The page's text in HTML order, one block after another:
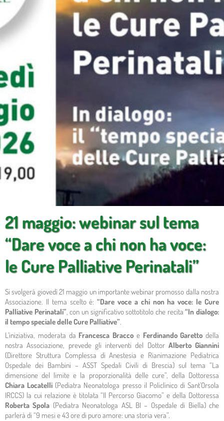
21 maggio: webinar sul tema
“Dare voce a chi non ha voce:
le Cure Palliative Perinatali”
Si svolgerà giovedì 21 maggio un importante webinar promosso dalla nostra
Associazione. Il tema scelto è:“Dare voce a chi non ha voce: le Cure
Palliative Perinatali” , con un significativo sottotitolo che recita“In dialogo:
il tempo speciale delle Cure Palliative”
L’iniziativa, moderata da Francesca Bracco e Ferdinando Garetto della
nostra Associazione, prevede gli interventi del Dottor Alberto Giannini
(Direttore Struttura Complessa di Anestesia e Rianimazione Pediatrica
Ospedale dei Bambini – ASST Spedali Civili di Brescia) sul tema “La
dimensione del limite e la proporzionalità delle cure”, della Dottoressa
Chiara Locatelli (Pediatra Neonatologa presso il Policlinico di Sant’Orsola
IRCCS) la cui relazione è titolata “Il Percorso Giacomo” e della Dottoressa
Roberta Spola (Pediatra Neonatologa ASL BI – Ospedale di Biella) che
parlerà di “9 mesi e 43 ore di puro amore: una storia vera”.